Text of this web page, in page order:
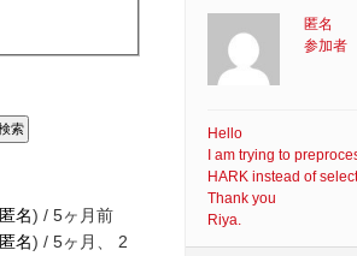
匿名
参加者
Hello
I am trying to
HARK instead of
Thank you
Riya.
匿名) / 5ヶ月前
匿名) / 5ヶ月、 2